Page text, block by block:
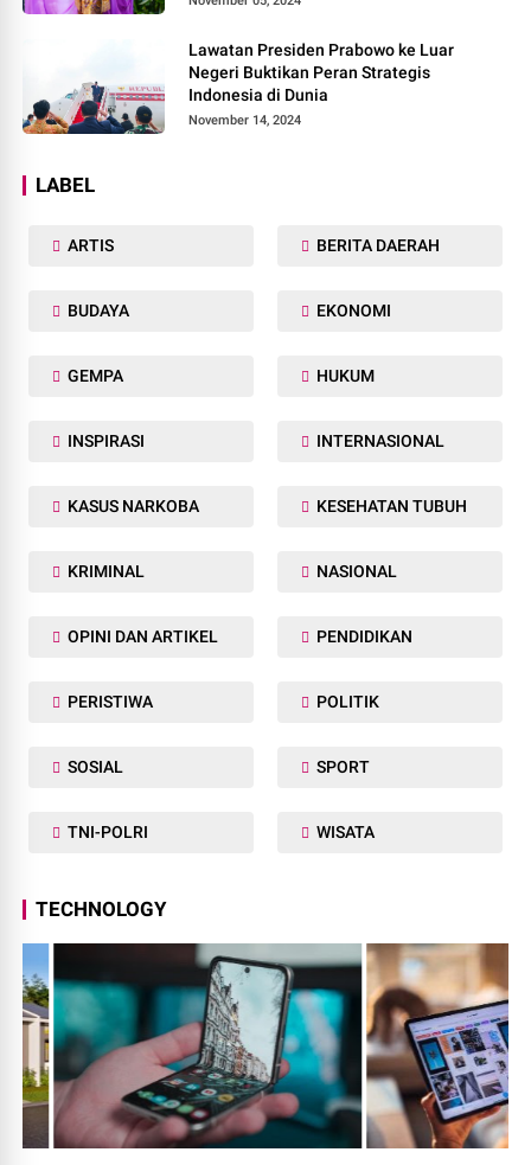
Lawatan Presiden Prabowo ke Luar
Negeri Buktikan Peran Strategis
Indonesia di Dunia
November 14, 2024
LABEL
ARTIS BERITA DAERAH
BUDAYA EKONOMI
GEMPA HUKUM
INSPIRASI INTERNASIONAL
KASUS NARKOBA KESEHATAN TUBUH
KRIMINAL NASIONAL
OPINI DAN ARTIKEL PENDIDIKAN
PERISTIWA POLITIK
SOSIAL SPORT
TNI-POLRI WISATA
TECHNOLOGY